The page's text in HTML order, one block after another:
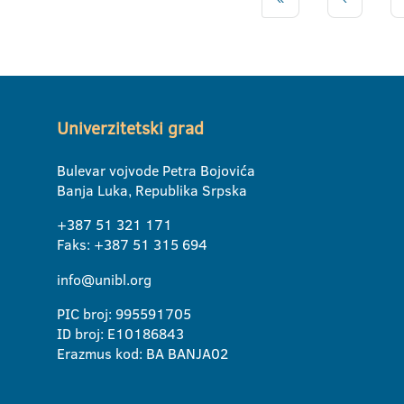
Univerzitetski grad
Bulevar vojvode Petra Bojovića
Banja Luka, Republika Srpska
+387 51 321 171
Faks: +387 51 315 694
info@unibl.org
PIC broj: 995591705
ID broj: E10186843
Erazmus kod: BA BANJA02